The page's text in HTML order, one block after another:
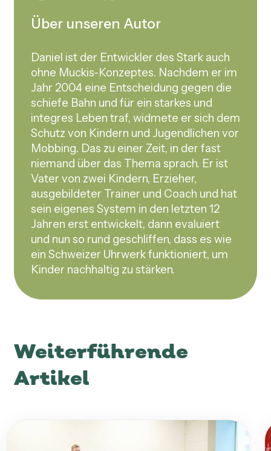
Über unseren Autor
Daniel ist der Entwickler des Stark auch
ohne Muckis-Konzeptes. Nachdem er im
Jahr 2004 eine Entscheidung gegen die
schiefe Bahn und für ein starkes und
integres Leben traf, widmete er sich dem
Schutz von Kindern und Jugendlichen vor
Mobbing. Das zu einer Zeit, in der fast
niemand über das Thema sprach. Er ist
Vater von zwei Kindern, Erzieher,
ausgebildeter Trainer und Coach und hat
sein eigenes System in den letzten 12
Jahren erst entwickelt, dann evaluiert
und nun so rund geschliffen, dass es wie
ein Schweizer Uhrwerk funktioniert, um
Kinder nachhaltig zu stärken.
Weiterführende
Artikel